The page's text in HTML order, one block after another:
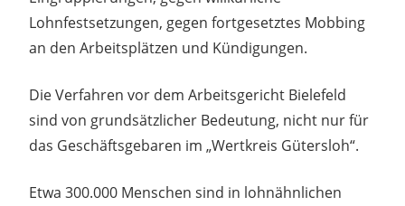
Lohnfestsetzungen, gegen fortgesetztes Mobbing
an den Arbeitsplätzen und Kündigungen.
Die Verfahren vor dem Arbeitsgericht Bielefeld
sind von grundsätzlicher Bedeutung, nicht nur für
das Geschäftsgebaren im „Wertkreis Gütersloh“.
Etwa 300.000 Menschen sind in lohnähnlichen